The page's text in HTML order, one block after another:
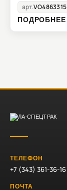
арт.
ПОДРОБНЕЕ
ТЕЛЕФОН
+7 (343) 361-36-16
ПОЧТА